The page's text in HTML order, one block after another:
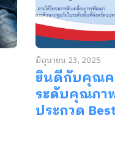
ยินดีกับคุณค
ระดับคุณภา
ประกวด
มิถุนายน 23, 2025